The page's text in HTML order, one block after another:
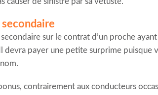
secondaire
sur le contrat d’un proche
devra payer une petite surprime
contrairement aux conducteurs